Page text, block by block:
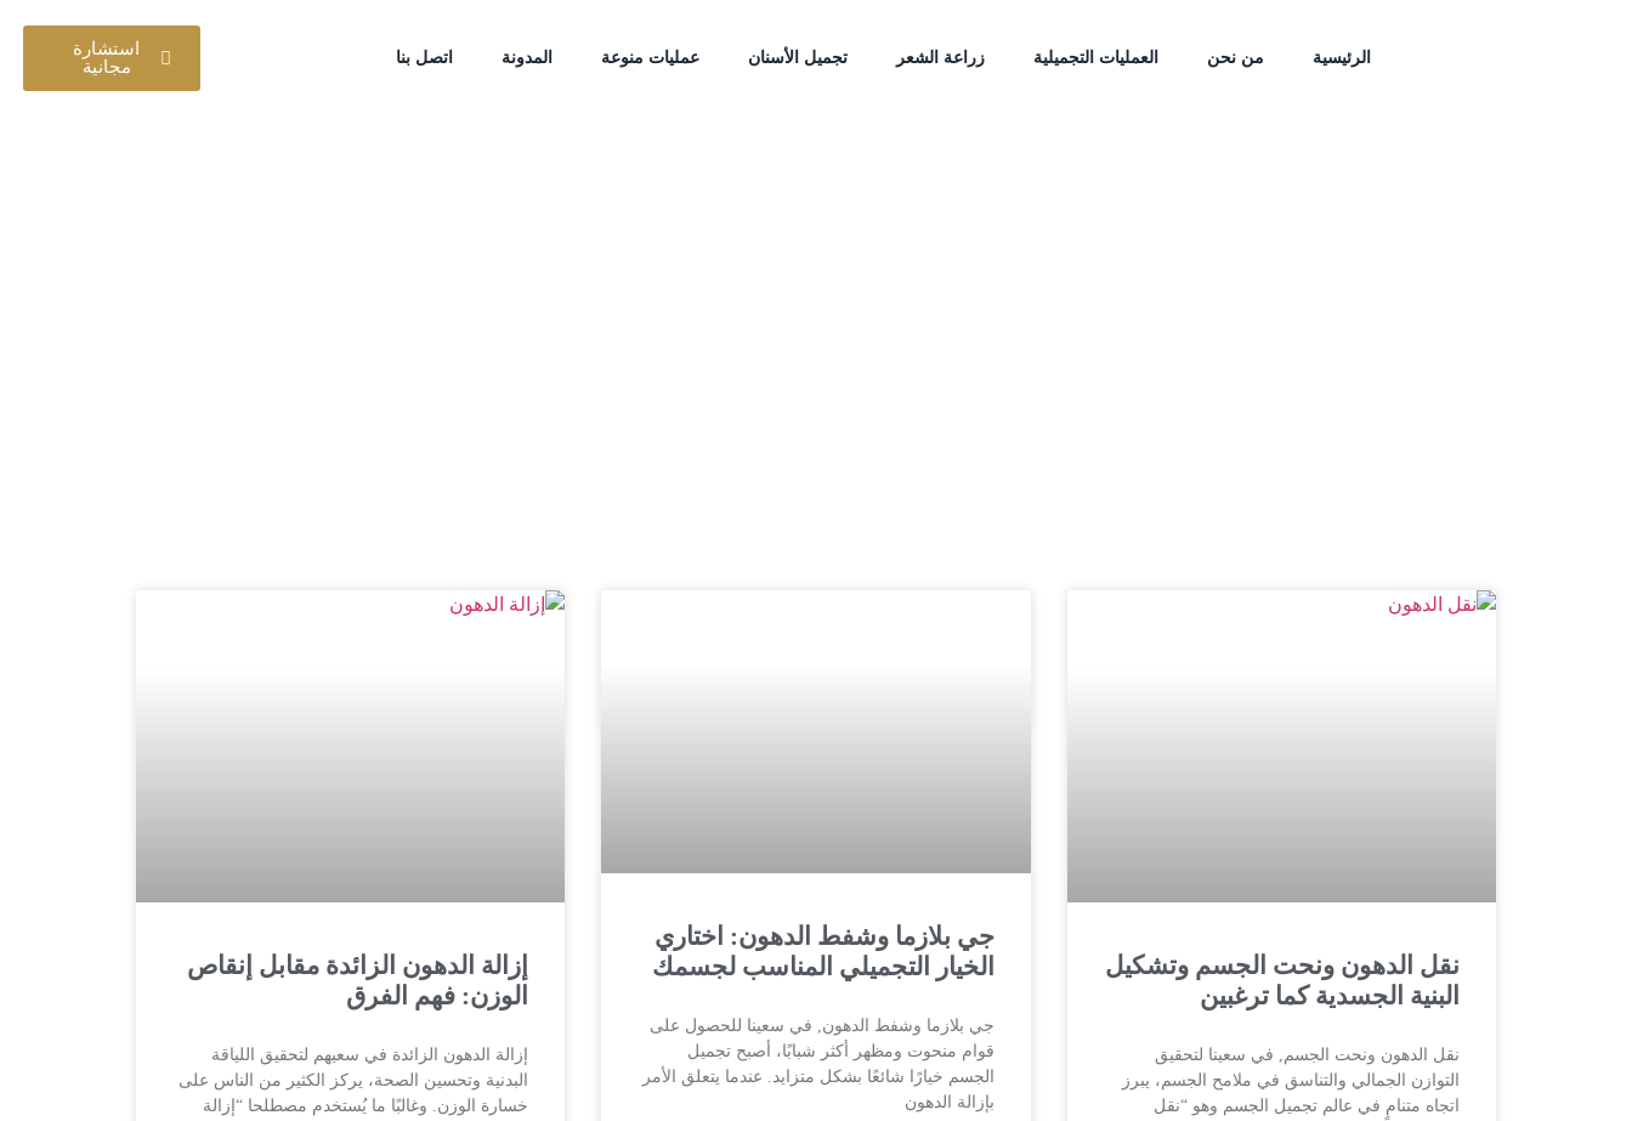
الرئيسية من نحن العمليات التجميلية زراعة الشعر تجميل الأسنان عمليات منوعة المدونة اتصل بنا
استشارة
مجانية
نقل الدهون ونحت الجسم وتشكيل
البنية الجسدية كما ترغبين
نقل الدهون ونحت الجسم, في سعينا لتحقيق
التوازن الجمالي والتناسق في ملامح الجسم، يبرز
اتجاه متنامٍ في عالم تجميل الجسم وهو “نقل
جي بلازما وشفط الدهون: اختاري
الخيار التجميلي المناسب لجسمك
جي بلازما وشفط الدهون, في سعينا للحصول على
قوام منحوت ومظهر أكثر شبابًا، أصبح تجميل
الجسم خيارًا شائعًا بشكل متزايد. عندما يتعلق الأمر
بإزالة الدهون
إزالة الدهون الزائدة مقابل إنقاص
الوزن: فهم الفرق
إزالة الدهون الزائدة في سعيهم لتحقيق اللياقة
البدنية وتحسين الصحة، يركز الكثير من الناس على
خسارة الوزن. وغالبًا ما يُستخدم مصطلحا “إزالة